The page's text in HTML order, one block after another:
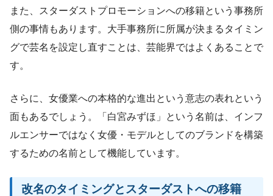
また、スターダストプロモーションへの移籍という事務所
側の事情もあります。大手事務所に所属が決まるタイミン
グで芸名を設定し直すことは、芸能界ではよくあることで
す。
さらに、女優業への本格的な進出という意志の表れという
面もあるでしょう。「白宮みずほ」という名前は、インフ
ルエンサーではなく女優・モデルとしてのブランドを構築
するための名前として機能しています。
改名のタイミングとスターダストへの移籍